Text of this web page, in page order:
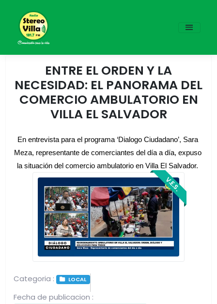
ENTRE EL ORDEN Y LA
NECESIDAD: EL PANORAMA DEL
COMERCIO AMBULATORIO EN
VILLA EL SALVADOR
En entrevista para el programa ‘Dialogo Ciudadano’, Sara
Meza, representante de comerciantes del día a día, expuso
la situación del comercio ambulatorio en Villa El Salvador.
V.E.S.
Categoria : LOCAL
Fecha de publicacion :